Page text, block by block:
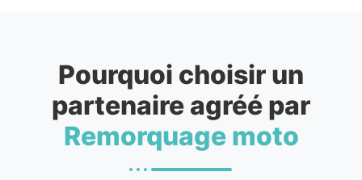
Pourquoi choisir un
partenaire agréé par
Remorquage moto